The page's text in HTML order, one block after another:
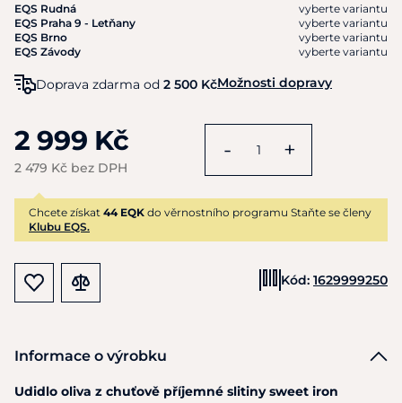
EQS Rudná
vyberte variantu
EQS Praha 9 - Letňany
vyberte variantu
EQS Brno
vyberte variantu
EQS Závody
vyberte variantu
Doprava zdarma od 2 500 KčMožnosti dopravy
2 999 Kč
2 479 Kč bez DPH
- +
Chcete získat 44 EQK do věrnostního programu Staňte se členy
Klubu EQS.
Kód: 1629999250
Informace o výrobku
Udidlo oliva z chuťově příjemné slitiny sweet iron